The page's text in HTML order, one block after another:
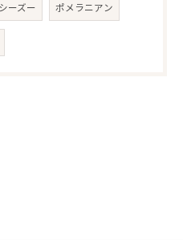
シーズー ポメラニアン